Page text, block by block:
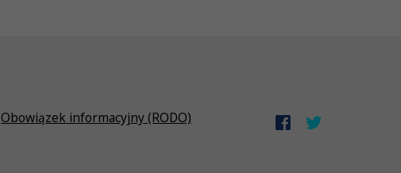
Obowiązek informacyjny (RODO)